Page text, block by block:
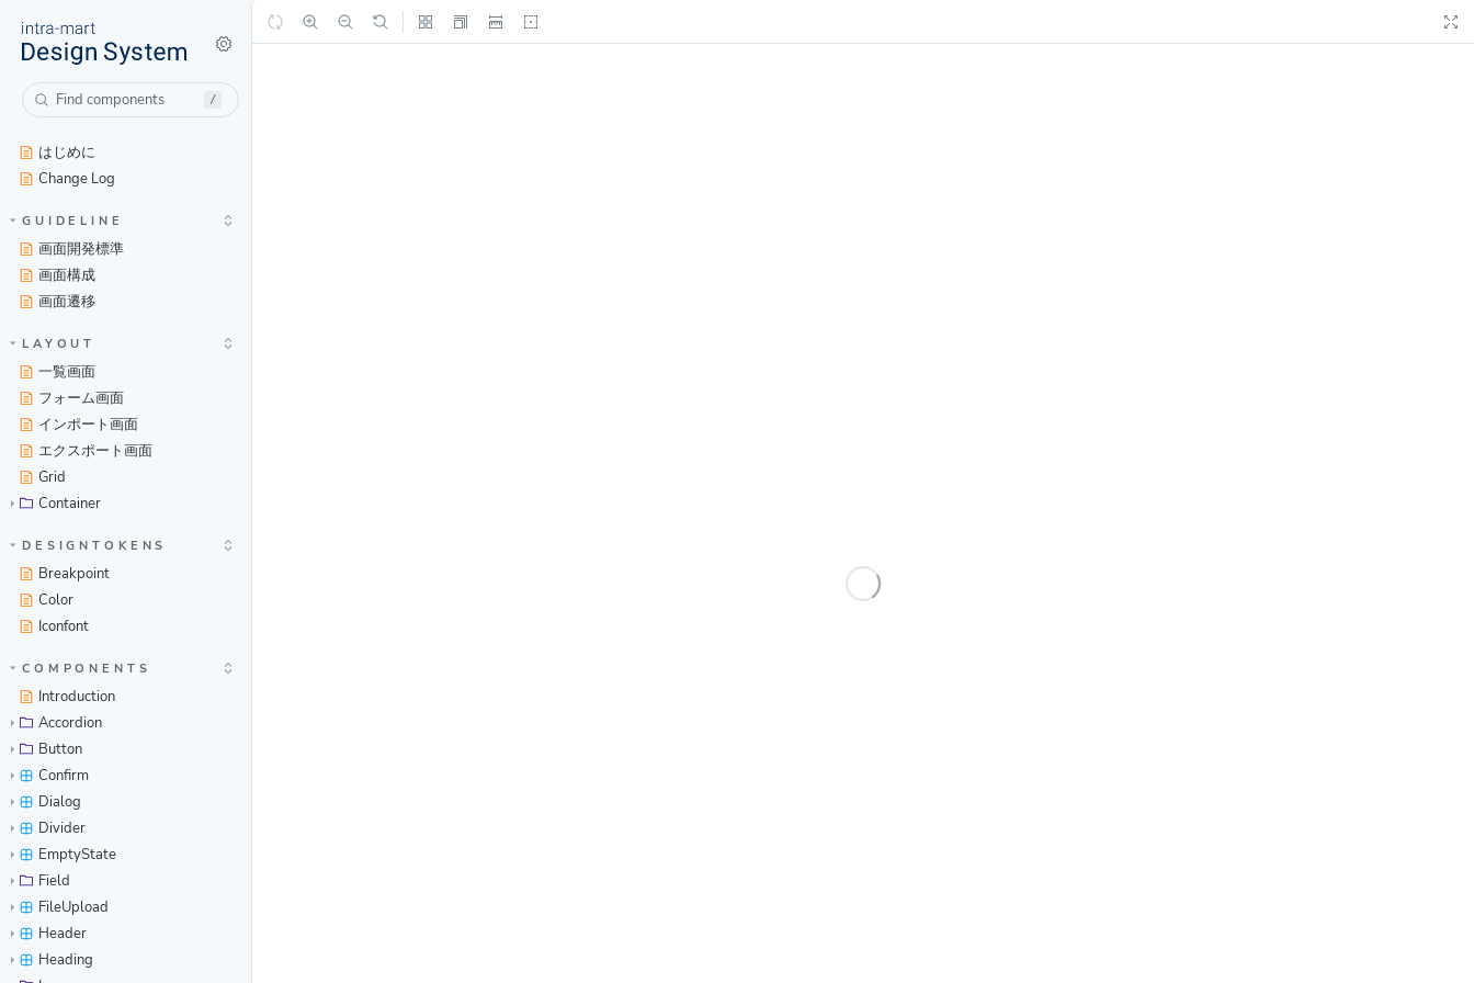
/
はじめに
Change Log
GUIDELINE
画面開発標準
画面構成
画面遷移
LAYOUT
一覧画面
フォーム画面
インポート画面
エクスポート画面
Grid
Container
DESIGNTOKENS
Breakpoint
Color
Iconfont
COMPONENTS
Introduction
Accordion
Button
Confirm
Dialog
Divider
EmptyState
Field
FileUpload
Header
Heading